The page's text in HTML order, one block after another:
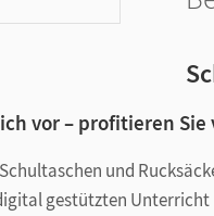
vor – profitieren
und
gestützten Unterricht